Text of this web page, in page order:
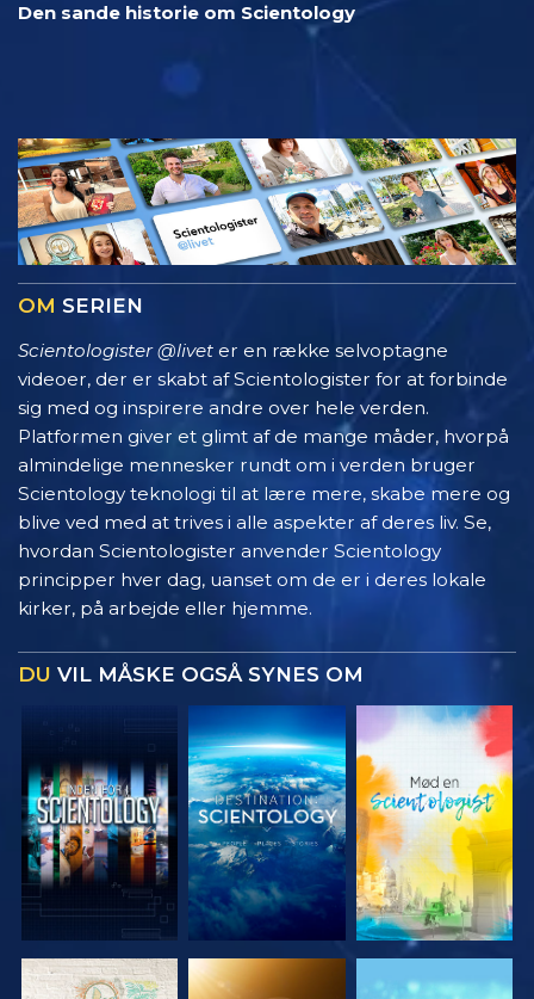
Den sande historie om Scientology
OM SERIEN
Scientologister @livet er en række selvoptagne
videoer, der er skabt af Scientologister for at forbinde
sig med og inspirere andre over hele verden.
Platformen giver et glimt af de mange måder, hvorpå
almindelige mennesker rundt om i verden bruger
Scientology teknologi til at lære mere, skabe mere og
blive ved med at trives i alle aspekter af deres liv. Se,
hvordan Scientologister anvender Scientology
principper hver dag, uanset om de er i deres lokale
kirker, på arbejde eller hjemme.
DU VIL MÅSKE OGSÅ SYNES OM